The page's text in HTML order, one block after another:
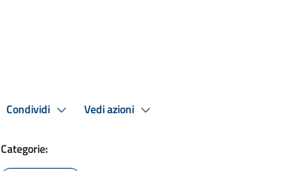
Condividi Vedi azioni
Categorie: